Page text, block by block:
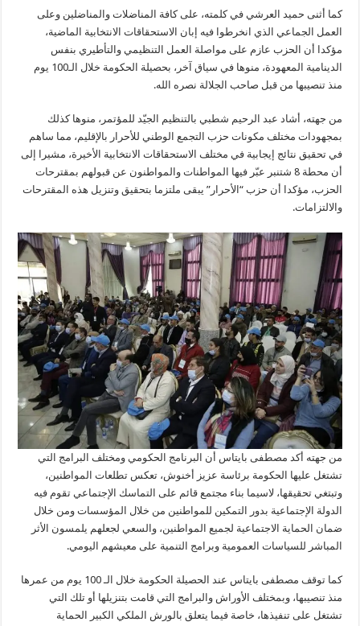
كما أثنى حميد العرشي في كلمته، على كافة المناضلات والمناضلين وعلى
العمل الجماعي الذي انخرطوا فيه إبان الاستحقاقات الانتخابية الماضية،
مؤكدا أن الحزب عازم على مواصلة العمل التنظيمي والتأطيري بنفس
الدينامية المعهودة، منوها في سياق آخر، بحصيلة الحكومة خلال الـ100 يوم
منذ تنصيبها من قبل صاحب الجلالة نصره الله.
من جهته، أشاد عبد الرحيم شطبي بالتنظيم الجيّد للمؤتمر، منوها كذلك
بمجهودات مختلف مكونات حزب التجمع الوطني للأحرار بالإقليم، مما ساهم
في تحقيق نتائج إيجابية في مختلف الاستحقاقات الانتخابية الأخيرة، مشيرا إلى
أن محطة 8 شتنبر عبّر فيها المواطنات والمواطنون عن قبولهم بمقترحات
الحزب، مؤكدا أن حزب “الأحرار” يبقى ملتزما بتحقيق وتنزيل هذه المقترحات
والالتزامات.
من جهته أكد مصطفى بايتاس أن البرنامج الحكومي ومختلف البرامج التي
تشتغل عليها الحكومة برئاسة عزيز أخنوش، تعكس تطلعات المواطنين،
وتبتغي تحقيقها، لاسيما بناء مجتمع قائم على التماسك الإجتماعي تقوم فيه
الدولة الإجتماعية بدور التمكين للمواطنين من خلال المؤسسات ومن خلال
ضمان الحماية الاجتماعية لجميع المواطنين، والسعي لجعلهم يلمسون الأثر
المباشر للسياسات العمومية وبرامج التنمية على معيشهم اليومي.
كما توقف مصطفى بايتاس عند الحصيلة الحكومة خلال الـ 100 يوم من عمرها
منذ تنصيبها، وبمختلف الأوراش والبرامج التي قامت بتنزيلها أو تلك التي
تشتغل على تنفيذها، خاصة فيما يتعلق بالورش الملكي الكبير الحماية